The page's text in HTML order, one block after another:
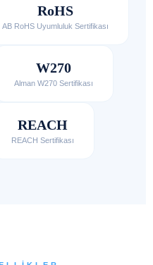
RoHS
AB RoHS Uyumluluk Sertifikası
W270
Alman W270 Sertifikası
REACH
REACH Sertifikası